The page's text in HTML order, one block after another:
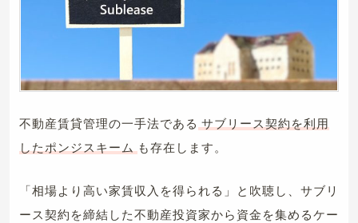
不動産賃貸管理の一手法である サブリース契約を利用
したポンジスキーム も存在します。
「相場より高い家賃収入を得られる」と吹聴し、サブリ
ース契約を締結した不動産投資家から資金を集めるケー